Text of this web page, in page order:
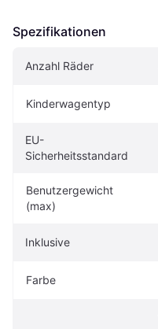
Spezifikationen
Anzahl Räder
Kinderwagentyp
EU-
Sicherheitsstandard
Benutzergewicht
(max)
Inklusive
Farbe